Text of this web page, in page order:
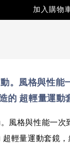
加入購物
。風格與性能
的 超輕量運動
風格與性能一次
輕量運動套鏡